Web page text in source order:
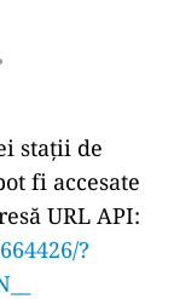
stații de
fi accesate
URL API:
?